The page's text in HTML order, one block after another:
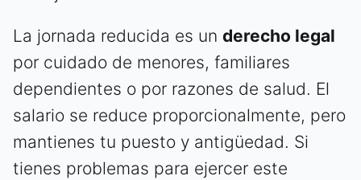
La jornada reducida es un derecho legal
por cuidado de menores, familiares
dependientes o por razones de salud. El
salario se reduce proporcionalmente, pero
mantienes tu puesto y antigüedad. Si
tienes problemas para ejercer este